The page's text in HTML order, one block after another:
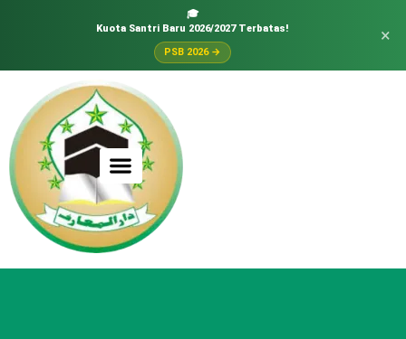
🎓
Kuota Santri Baru 2026/2027 Terbatas!
PSB 2026 →
×